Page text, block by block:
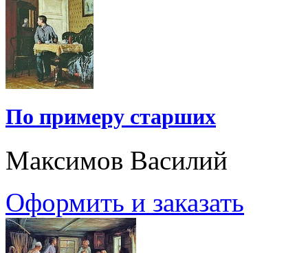
По примеру старших
Максимов Василий
Оформить и заказать